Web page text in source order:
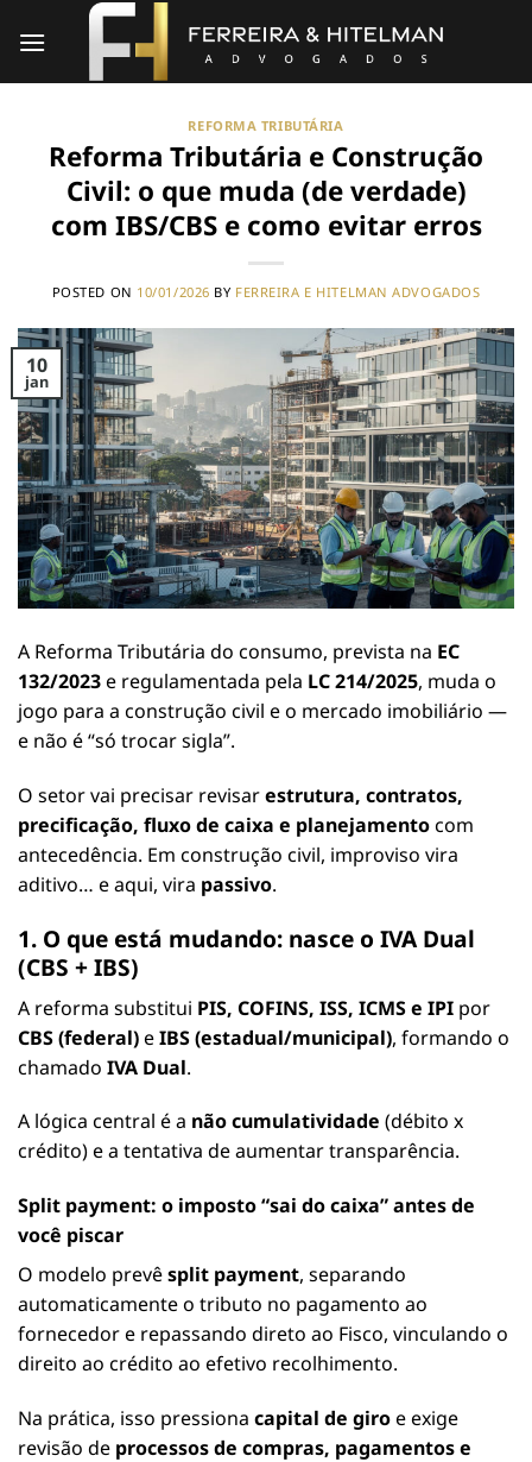
REFORMA TRIBUTÁRIA
Reforma Tributária e Construção
Civil: o que muda (de verdade)
com IBS/CBS e como evitar erros
POSTED ON 10/01/2026 BY FERREIRA E HITELMAN ADVOGADOS
10
jan
A Reforma Tributária do consumo, prevista na EC
132/2023e regulamentada pela LC 214/2025, muda o
jogo para a construção civil e o mercado imobiliário —
e não é “só trocar sigla”.
O setor vai precisar revisarestrutura, contratos,
precificação, fluxo de caixa e planejamentocom
antecedência. Em construção civil, improviso vira
aditivo… e aqui, vira passivo.
1. O que está mudando: nasce o IVA Dual
(CBS + IBS)
A reforma substitui PIS, COFINS, ISS, ICMS e IPI por
CBS (federal)eIBS (estadual/municipal), formando o
chamado IVA Dual.
A lógica central é a não cumulatividade (débito x
crédito) e a tentativa de aumentar transparência.
Split payment: o imposto “sai do caixa” antes de
você piscar
O modelo prevêsplit payment, separando
automaticamente o tributo no pagamento ao
fornecedor e repassando direto ao Fisco, vinculando o
direito ao crédito ao efetivo recolhimento.
Na prática, isso pressiona capital de giroe exige
revisão de processos de compras, pagamentos e